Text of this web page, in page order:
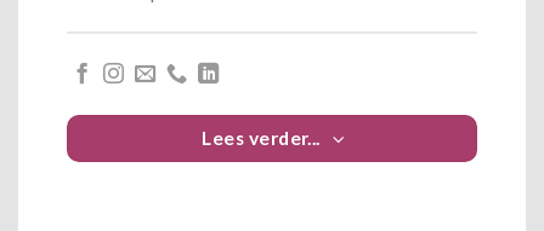
Lees verder...